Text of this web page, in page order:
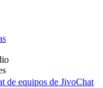
de equipos de JivoChat